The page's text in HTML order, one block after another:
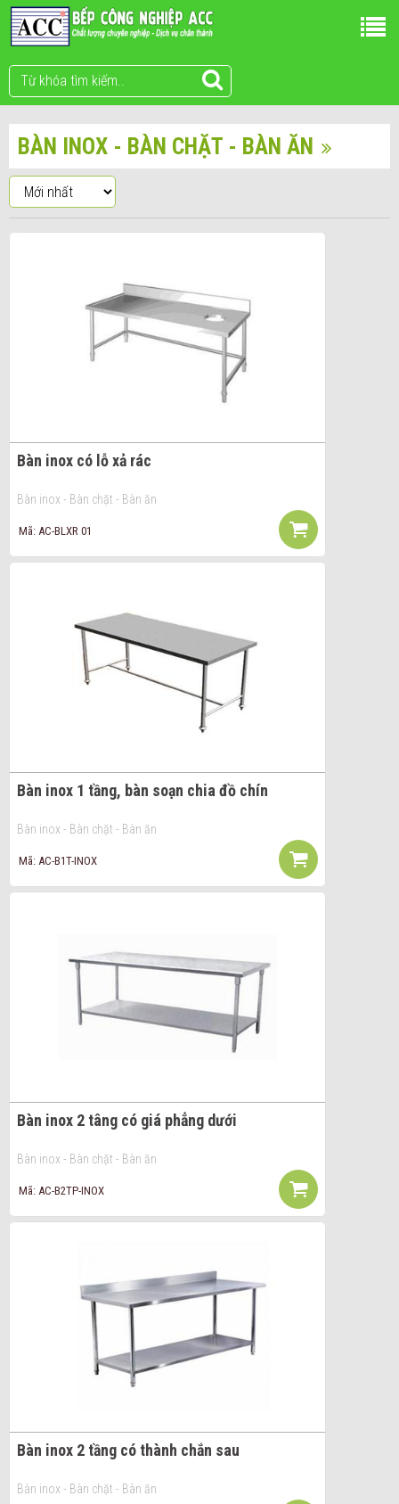
BÀN INOX - BÀN CHẶT - BÀN ĂN
Bàn inox có lỗ xả rác
Bàn inox - Bàn chặt - Bàn ăn
Mã: AC-BLXR 01
Bàn inox 1 tầng, bàn soạn chia đồ chín
Bàn inox - Bàn chặt - Bàn ăn
Mã: AC-B1T-INOX
Bàn inox 2 tâng có giá phẳng dưới
Bàn inox - Bàn chặt - Bàn ăn
Mã: AC-B2TP-INOX
Bàn inox 2 tầng có thành chắn sau
Bàn inox - Bàn chặt - Bàn ăn